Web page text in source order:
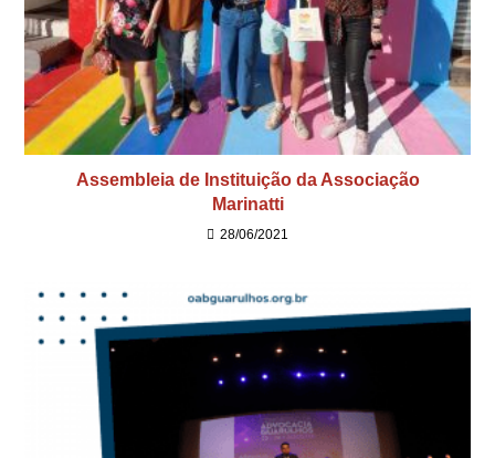
Assembleia de Instituição da Associação
Marinatti
28/06/2021